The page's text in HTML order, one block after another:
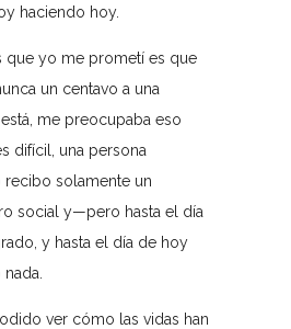
haciendo hoy.
que yo me prometí es que
un centavo a una
me preocupaba eso
difícil, una persona
recibo solamente un
social y—pero hasta el día
y hasta el día de hoy
ver cómo las vidas han